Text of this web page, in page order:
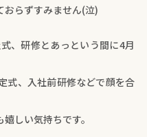
おらずすみません(泣)
、研修とあっという間に4月
式、入社前研修などで顔を合
しい気持ちです。